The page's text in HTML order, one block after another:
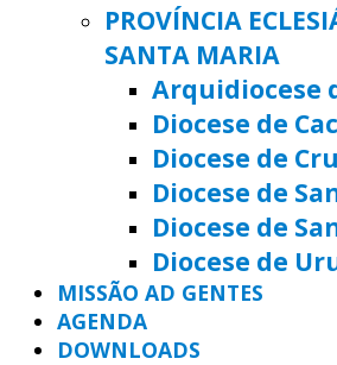
PROVÍNCIA
SANTA MARIA
Arquidiocese
Diocese de
Diocese de
Diocese de
Diocese de
Diocese de
MISSÃO AD GENTES
AGENDA
DOWNLOADS